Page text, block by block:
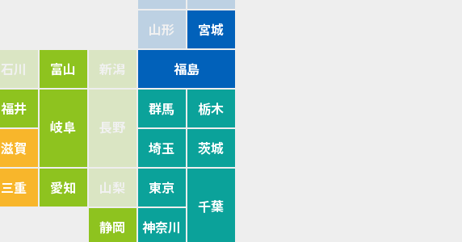
宮城
山形
福島
茨城
栃木
群馬
埼玉
千葉
東京
神奈川
新潟
富山
石川
福井
山梨
長野
岐阜
静岡
愛知
三重
滋賀